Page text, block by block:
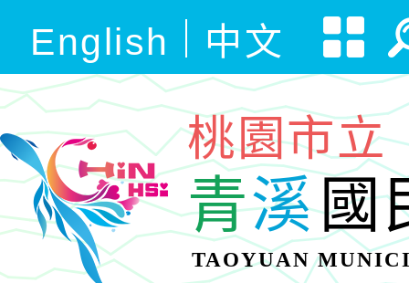
English 中文
桃園市立
青溪國
TAOYUAN